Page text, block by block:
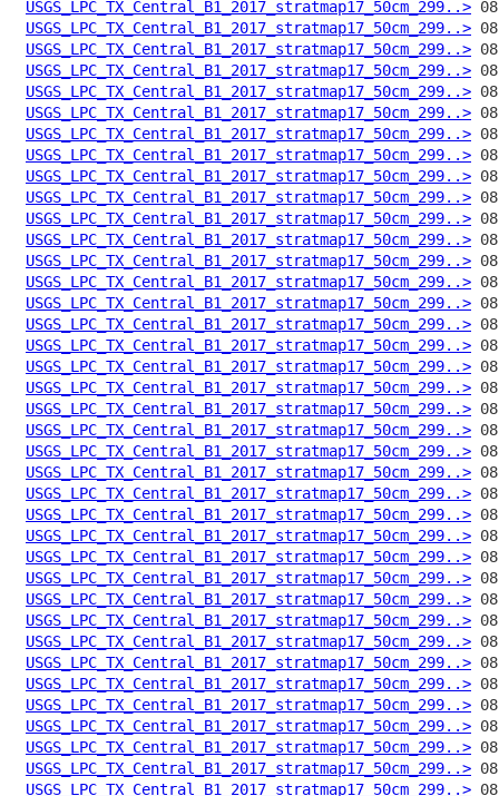
USGS_LPC_TX_Central_B1_2017_stratmap17_50cm_299..>
USGS_LPC_TX_Central_B1_2017_stratmap17_50cm_299..>
USGS_LPC_TX_Central_B1_2017_stratmap17_50cm_299..>
USGS_LPC_TX_Central_B1_2017_stratmap17_50cm_299..>
USGS_LPC_TX_Central_B1_2017_stratmap17_50cm_299..>
USGS_LPC_TX_Central_B1_2017_stratmap17_50cm_299..>
USGS_LPC_TX_Central_B1_2017_stratmap17_50cm_299..>
USGS_LPC_TX_Central_B1_2017_stratmap17_50cm_299..>
USGS_LPC_TX_Central_B1_2017_stratmap17_50cm_299..>
USGS_LPC_TX_Central_B1_2017_stratmap17_50cm_299..>
USGS_LPC_TX_Central_B1_2017_stratmap17_50cm_299..>
USGS_LPC_TX_Central_B1_2017_stratmap17_50cm_299..>
USGS_LPC_TX_Central_B1_2017_stratmap17_50cm_299..>
USGS_LPC_TX_Central_B1_2017_stratmap17_50cm_299..>
USGS_LPC_TX_Central_B1_2017_stratmap17_50cm_299..>
USGS_LPC_TX_Central_B1_2017_stratmap17_50cm_299..>
USGS_LPC_TX_Central_B1_2017_stratmap17_50cm_299..>
USGS_LPC_TX_Central_B1_2017_stratmap17_50cm_299..>
USGS_LPC_TX_Central_B1_2017_stratmap17_50cm_299..>
USGS_LPC_TX_Central_B1_2017_stratmap17_50cm_299..>
USGS_LPC_TX_Central_B1_2017_stratmap17_50cm_299..>
USGS_LPC_TX_Central_B1_2017_stratmap17_50cm_299..>
USGS_LPC_TX_Central_B1_2017_stratmap17_50cm_299..>
USGS_LPC_TX_Central_B1_2017_stratmap17_50cm_299..>
USGS_LPC_TX_Central_B1_2017_stratmap17_50cm_299..>
USGS_LPC_TX_Central_B1_2017_stratmap17_50cm_299..>
USGS_LPC_TX_Central_B1_2017_stratmap17_50cm_299..>
USGS_LPC_TX_Central_B1_2017_stratmap17_50cm_299..>
USGS_LPC_TX_Central_B1_2017_stratmap17_50cm_299..>
USGS_LPC_TX_Central_B1_2017_stratmap17_50cm_299..>
USGS_LPC_TX_Central_B1_2017_stratmap17_50cm_299..>
USGS_LPC_TX_Central_B1_2017_stratmap17_50cm_299..>
USGS_LPC_TX_Central_B1_2017_stratmap17_50cm_299..>
USGS_LPC_TX_Central_B1_2017_stratmap17_50cm_299..>
USGS_LPC_TX_Central_B1_2017_stratmap17_50cm_299..>
USGS_LPC_TX_Central_B1_2017_stratmap17_50cm_299..>
USGS_LPC_TX_Central_B1_2017_stratmap17_50cm_299..>
USGS_LPC_TX_Central_B1_2017_stratmap17_50cm_299..>